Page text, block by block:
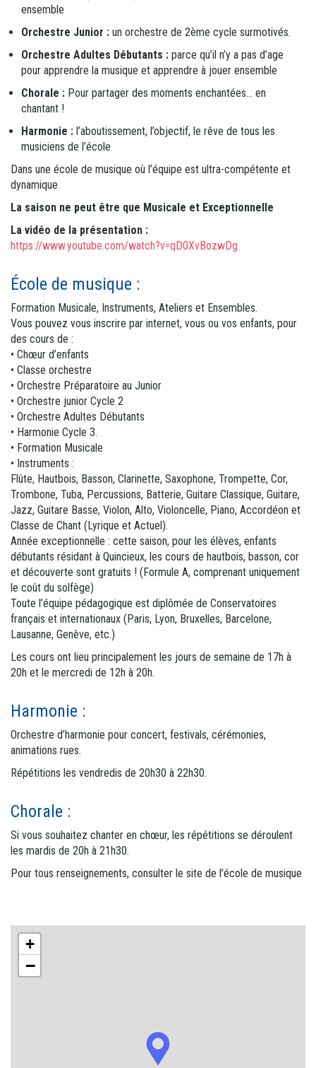
ensemble
Orchestre Junior : un orchestre de 2ème cycle surmotivés.
Orchestre Adultes Débutants : parce qu’il n’y a pas d’age
pour apprendre la musique et apprendre à jouer ensemble
Chorale : Pour partager des moments enchantées… en
chantant !
Harmonie : l’aboutissement, l’objectif, le rêve de tous les
musiciens de l’école
Dans une école de musique où l’équipe est ultra-compétente et
dynamique
La saison ne peut être que Musicale et Exceptionnelle
La vidéo de la présentation :
https://www.youtube.com/watch?v=qD0XvBozwDg
École de musique :
Formation Musicale, Instruments, Ateliers et Ensembles.
Vous pouvez vous inscrire par internet, vous ou vos enfants, pour
des cours de :
• Chœur d’enfants
• Classe orchestre
• Orchestre Préparatoire au Junior
• Orchestre junior Cycle 2
• Orchestre Adultes Débutants
• Harmonie Cycle 3.
• Formation Musicale
• Instruments :
Flûte, Hautbois, Basson, Clarinette, Saxophone, Trompette, Cor,
Trombone, Tuba, Percussions, Batterie, Guitare Classique, Guitare,
Jazz, Guitare Basse, Violon, Alto, Violoncelle, Piano, Accordéon et
Classe de Chant (Lyrique et Actuel).
Année exceptionnelle : cette saison, pour les élèves, enfants
débutants résidant à Quincieux, les cours de hautbois, basson, cor
et découverte sont gratuits ! (Formule A, comprenant uniquement
le coût du solfège)
Toute l’équipe pédagogique est diplômée de Conservatoires
français et internationaux (Paris, Lyon, Bruxelles, Barcelone,
Lausanne, Genève, etc.)
Les cours ont lieu principalement les jours de semaine de 17h à
20h et le mercredi de 12h à 20h.
Harmonie :
Orchestre d’harmonie pour concert, festivals, cérémonies,
animations rues.
Répétitions les vendredis de 20h30 à 22h30.
Chorale :
Si vous souhaitez chanter en chœur, les répétitions se déroulent
les mardis de 20h à 21h30.
Pour tous renseignements, consulter le site de l’école de musique
+
−